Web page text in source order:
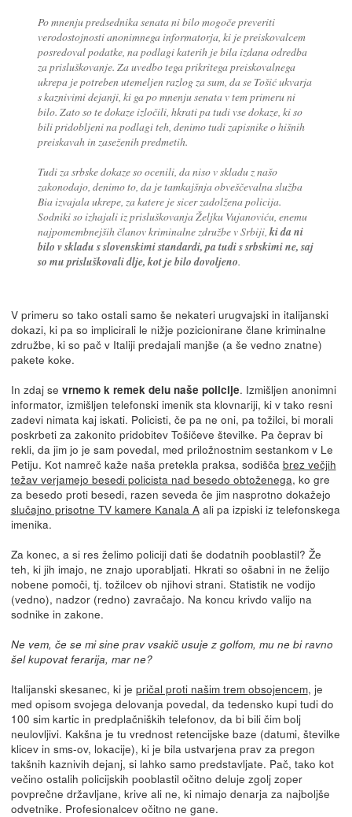
Po mnenju predsednika senata ni bilo mogoče preveriti
verodostojnosti anonimnega informatorja, ki je preiskovalcem
posredoval podatke, na podlagi katerih je bila izdana odredba
za prisluškovanje. Za uvedbo tega prikritega preiskovalnega
ukrepa je potreben utemeljen razlog za sum, da se Tošić ukvarja
s kaznivimi dejanji, ki ga po mnenju senata v tem primeru ni
bilo. Zato so te dokaze izločili, hkrati pa tudi vse dokaze, ki so
bili pridobljeni na podlagi teh, denimo tudi zapisnike o hišnih
preiskavah in zaseženih predmetih.
Tudi za srbske dokaze so ocenili, da niso v skladu z našo
zakonodajo, denimo to, da je tamkajšnja obveščevalna služba
Bia izvajala ukrepe, za katere je sicer zadolžena policija.
Sodniki so izhajali iz prisluškovanja Željku Vujanoviću, enemu
najpomembnejših članov kriminalne združbe v Srbiji,ki da ni
bilo v skladu s slovenskimi standardi, pa tudi s srbskimi ne, saj
so mu prisluškovali dlje, kot je bilo dovoljeno.
V primeru so tako ostali samo še nekateri urugvajski in italijanski
dokazi, ki pa so implicirali le nižje pozicionirane člane kriminalne
združbe, ki so pač v Italiji predajali manjše (a še vedno znatne)
pakete koke.
In zdaj se vrnemo k remek delu naše policije. Izmišljen anonimni
informator, izmišljen telefonski imenik sta klovnariji, ki v tako resni
zadevi nimata kaj iskati. Policisti, če pa ne oni, pa tožilci, bi morali
poskrbeti za zakonito pridobitev Tošičeve številke. Pa čeprav bi
rekli, da jim jo je sam povedal, med priložnostnim sestankom v Le
Petiju. Kot namreč kaže naša pretekla praksa, sodišča brez večjih
težav verjamejo besedi policista nad besedo obtoženega, ko gre
za besedo proti besedi, razen seveda če jim nasprotno dokažejo
slučajno prisotne TV kamere Kanala Aali pa izpiski iz telefonskega
imenika.
Za konec, a si res želimo policiji dati še dodatnih pooblastil? Že
teh, ki jih imajo, ne znajo uporabljati. Hkrati so ošabni in ne želijo
nobene pomoči, tj. tožilcev ob njihovi strani. Statistik ne vodijo
(vedno), nadzor (redno) zavračajo. Na koncu krivdo valijo na
sodnike in zakone.
Ne vem, če se mi sine prav vsakič usuje z golfom, mu ne bi ravno
šel kupovat ferarija, mar ne?
Italijanski skesanec, ki je pričal proti našim trem obsojencem, je
med opisom svojega delovanja povedal, da tedensko kupi tudi do
100 sim kartic in predplačniških telefonov, da bi bili čim bolj
neulovljivi. Kakšna je tu vrednost retencijske baze (datumi, številke
klicev in sms-ov, lokacije), ki je bila ustvarjena prav za pregon
takšnih kaznivih dejanj, si lahko samo predstavljate. Pač, tako kot
večino ostalih policijskih pooblastil očitno deluje zgolj zoper
povprečne državljane, krive ali ne, ki nimajo denarja za najboljše
odvetnike. Profesionalcev očitno ne gane.